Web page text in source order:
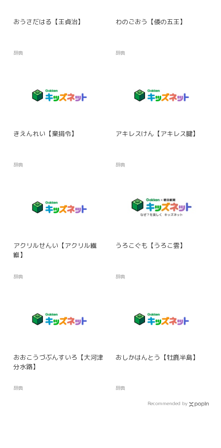
おうさだはる【王貞治】
辞典
わのごおう【倭の五王】
辞典
きえんれい【棄捐令】
辞典
アキレスけん【アキレス腱】
辞典
アクリルせんい【アクリル繊
維】
辞典
うろこぐも【うろこ雲】
辞典
おおこうづぶんすいろ【大河津
分水路】
辞典
おしかはんとう【牡鹿半島】
辞典
Recommended by